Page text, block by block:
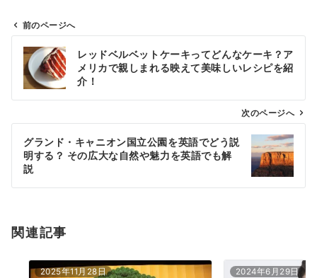
ン
前のページへ
レッドベルベットケーキってどんなケーキ？ア
メリカで親しまれる映えて美味しいレシピを紹
介！
次のページへ
グランド・キャニオン国立公園を英語でどう説
明する？ その広大な自然や魅力を英語でも解
説
関連記事
2025年11月28日 2024年6月29日